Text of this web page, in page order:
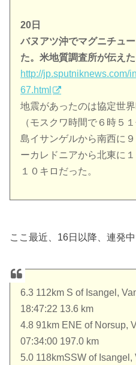
20日
バヌアツ沖でマグニチュ
た。米地質調査所が伝えた
http://jp.sputniknews.com/
67.html
地震があったのは協定世
（モスクワ時間で６時５
島イサンゲルから南西に
ーカレドニアから北東に
１０キロだった。
ここ最近、16日以降、連発中
6.3 112km S of Isangel,
18:47:22 13.6 km
4.8 91km ENE of Norsup,
07:34:00 197.0 km
5.0 118kmSSW of Isangel,